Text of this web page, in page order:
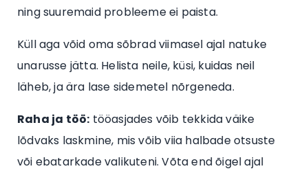
ning suuremaid probleeme ei paista.
Küll aga võid oma sõbrad viimasel ajal natuke
unarusse jätta. Helista neile, küsi, kuidas neil
läheb, ja ära lase sidemetel nõrgeneda.
Raha ja töö: tööasjades võib tekkida väike
lõdvaks laskmine, mis võib viia halbade otsuste
või ebatarkade valikuteni. Võta end õigel ajal